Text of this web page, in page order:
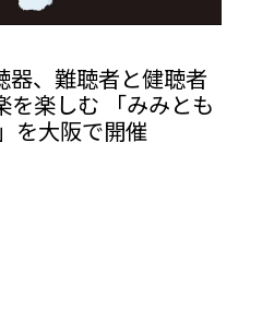
器、難聴者と健聴者
を楽しむ 「みみとも
を大阪で開催